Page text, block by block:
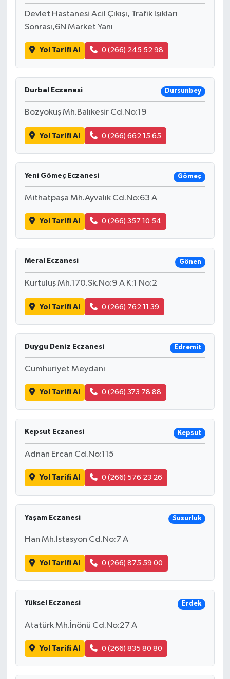
Devlet Hastanesi Acil Çıkışı, Trafik Işıkları
Sonrası,6N Market Yanı
Yol Tarifi Al 0 (266) 245 52 98
Durbal Eczanesi Dursunbey
Bozyokuş Mh.Balıkesir Cd.No:19
Yol Tarifi Al 0 (266) 662 15 65
Yeni Gömeç Eczanesi Gömeç
Mithatpaşa Mh.Ayvalık Cd.No:63 A
Yol Tarifi Al 0 (266) 357 10 54
Meral Eczanesi Gönen
Kurtuluş Mh.170.Sk.No:9 A K:1 No:2
Yol Tarifi Al 0 (266) 762 11 39
Duygu Deniz Eczanesi Edremit
Cumhuriyet Meydanı
Yol Tarifi Al 0 (266) 373 78 88
Kepsut Eczanesi Kepsut
Adnan Ercan Cd.No:115
Yol Tarifi Al 0 (266) 576 23 26
Yaşam Eczanesi Susurluk
Han Mh.İstasyon Cd.No:7 A
Yol Tarifi Al 0 (266) 875 59 00
Yüksel Eczanesi Erdek
Atatürk Mh.İnönü Cd.No:27 A
Yol Tarifi Al 0 (266) 835 80 80